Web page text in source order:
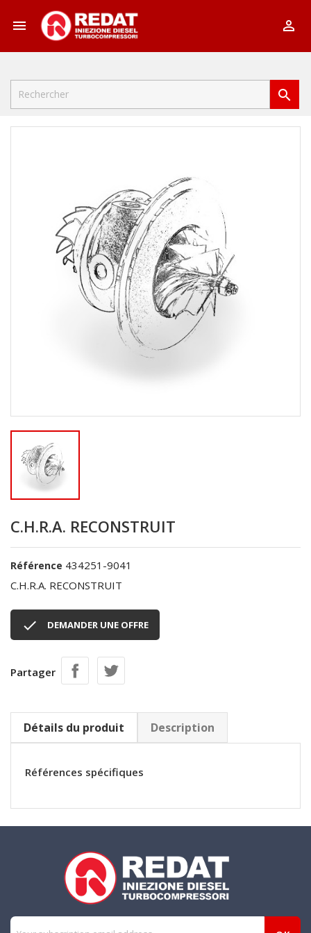
 

C.H.R.A. RECONSTRUIT
Référence 434251-9041
C.H.R.A. RECONSTRUIT
 DEMANDER UNE OFFRE
Partager
Détails du produit Description
Références spécifiques